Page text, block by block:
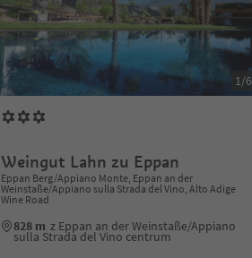
1/6
Weingut Lahn zu Eppan
Eppan Berg/Appiano Monte, Eppan an der
Weinstaße/Appiano sulla Strada del Vino, Alto Adige
Wine Road
828 m z Eppan an der Weinstaße/Appiano
sulla Strada del Vino centrum